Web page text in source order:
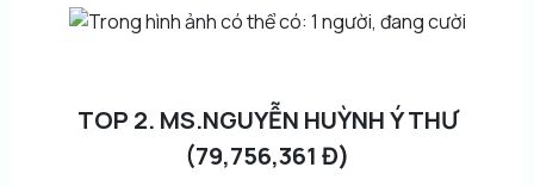
TOP 2. MS.NGUYỄN HUỲNH Ý THƯ
(79,756,361 Đ)